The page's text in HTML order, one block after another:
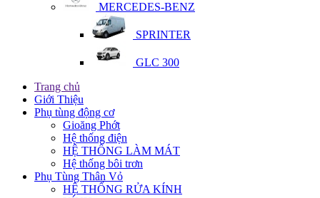
MERCEDES-BENZ
SPRINTER
GLC 300
Trang chủ
Giới Thiệu
Phụ tùng động cơ
Gioăng Phớt
Hệ thống điện
HỆ THỐNG LÀM MÁT
Hệ thống bôi trơn
Phụ Tùng Thân Vỏ
HỆ THỐNG RỬA KÍNH